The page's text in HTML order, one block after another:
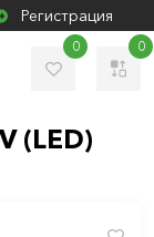
Регистрация
0 0
(LED)